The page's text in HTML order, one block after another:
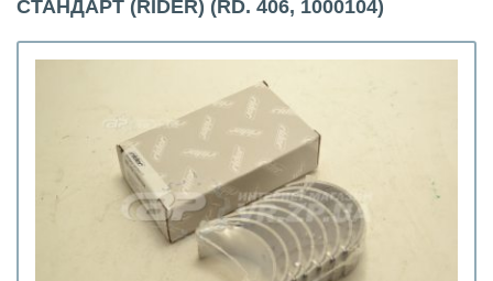
СТАНДАРТ (RIDER) (RD. 406, 1000104)